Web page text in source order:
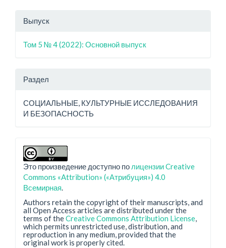
Выпуск
Том 5 № 4 (2022): Основной выпуск
Раздел
СОЦИАЛЬНЫЕ, КУЛЬТУРНЫЕ ИССЛЕДОВАНИЯ
И БЕЗОПАСНОСТЬ
Это произведение доступно по лицензии Creative
Commons «Attribution» («Атрибуция») 4.0
Всемирная.
Authors retain the copyright of their manuscripts, and
all Open Access articles are distributed under the
terms of theCreative Commons Attribution License,
which permits unrestricted use, distribution, and
reproduction in any medium, provided that the
original work is properly cited.